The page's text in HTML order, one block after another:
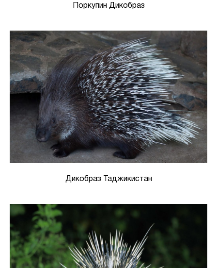
Поркупин Дикобраз
Дикобраз Таджикистан